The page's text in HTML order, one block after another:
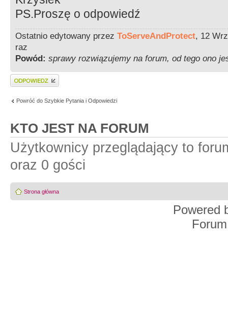
PS.Proszę o odpowiedź
Ostatnio edytowany przez ToServeAndProtect, 12
raz
Powód: sprawy rozwiązujemy na forum, od tego ono
Wyślij odpowiedź
Powróć do Szybkie Pytania i Odpowiedzi
KTO JEST NA FORUM
Użytkownicy przeglądający to
oraz 0 gości
Strona główna
Powered